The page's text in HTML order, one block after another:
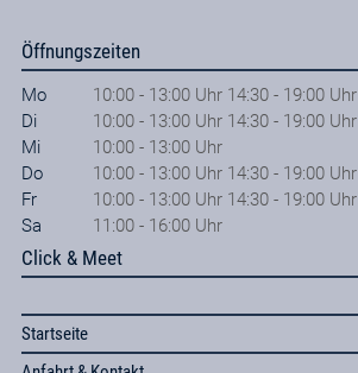
Öffnungszeiten
Mo
10:00 - 13:00 Uhr 14:30 - 19:00 Uhr
Di
10:00 - 13:00 Uhr 14:30 - 19:00 Uhr
Mi
10:00 - 13:00 Uhr
Do
10:00 - 13:00 Uhr 14:30 - 19:00 Uhr
Fr
10:00 - 13:00 Uhr 14:30 - 19:00 Uhr
Sa
11:00 - 16:00 Uhr
Click & Meet
Startseite